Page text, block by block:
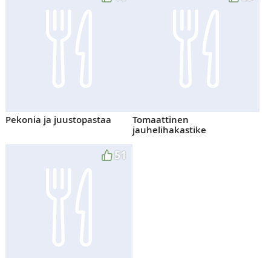
Pekonia ja juustopastaa
Tomaattinen
jauhelihakastike
51